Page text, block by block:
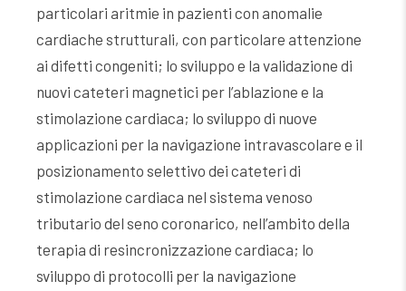
particolari aritmie in pazienti con anomalie
cardiache strutturali, con particolare attenzione
ai difetti congeniti; lo sviluppo e la validazione di
nuovi cateteri magnetici per l’ablazione e la
stimolazione cardiaca; lo sviluppo di nuove
applicazioni per la navigazione intravascolare e il
posizionamento selettivo dei cateteri di
stimolazione cardiaca nel sistema venoso
tributario del seno coronarico, nell’ambito della
terapia di resincronizzazione cardiaca; lo
sviluppo di protocolli per la navigazione